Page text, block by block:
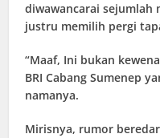
diwawancarai sejumlah
justru memilih pergi
“Maaf, Ini bukan
BRI Cabang Sumenep
namanya.
Mirisnya, rumor